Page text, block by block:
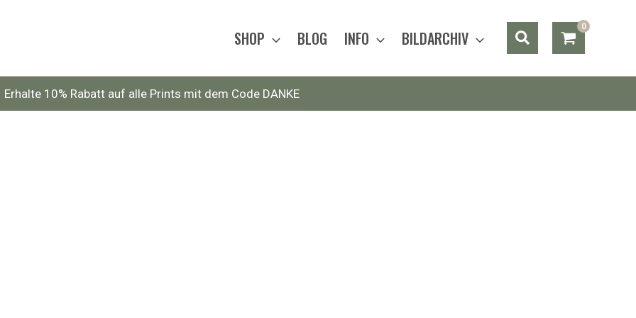
SHOP BLOG INFO BILDARCHIV Suchen
Erhalte 10% Rabatt auf alle Prints mit dem Code DANKE